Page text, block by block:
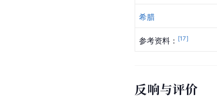
希腊
参考资料： [17]
反响与评价